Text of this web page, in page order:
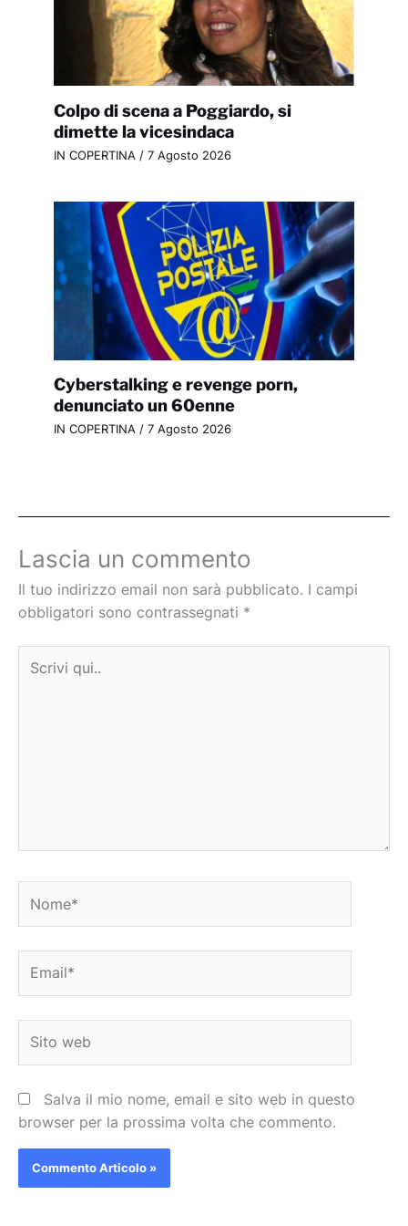
Colpo di scena a Poggiardo, si
dimette la vicesindaca
IN COPERTINA/ 7 Agosto 2026
Cyberstalking e revenge porn,
denunciato un 60enne
IN COPERTINA/ 7 Agosto 2026
Lascia un commento
Il tuo indirizzo email non sarà pubblicato. I campi
obbligatori sono contrassegnati *
qui..
web
Salva il mio nome, email e sito web in questo
browser per la prossima volta che commento.